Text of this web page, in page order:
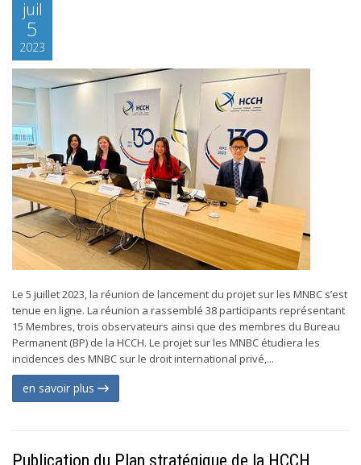
juil
5
2023
Le 5 juillet 2023, la réunion de lancement du projet sur les MNBC s’est
tenue en ligne. La réunion a rassemblé 38 participants représentant
15 Membres, trois observateurs ainsi que des membres du Bureau
Permanent (BP) de la HCCH. Le projet sur les MNBC étudiera les
incidences des MNBC sur le droit international privé,...
en savoir plus
Publication du Plan stratégique de la HCCH